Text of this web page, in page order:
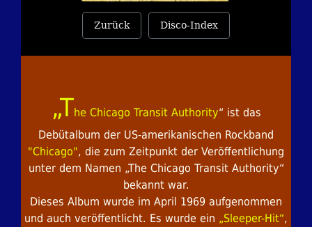
Zurück Disco-Index
„The Chicago Transit Authority“ ist das
Debütalbum der US-amerikanischen Rockband
"Chicago", die zum Zeitpunkt der Veröffentlichung
unter dem Namen „The Chicago Transit Authority“
bekannt war.
Dieses Album wurde im April 1969 aufgenommen
und auch veröffentlicht. Es wurde ein „Sleeper-Hit“,